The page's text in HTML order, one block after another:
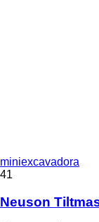
miniexcavadora
41
Neuson